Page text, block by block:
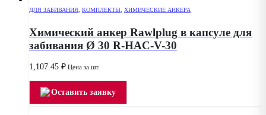
ДЛЯ ЗАБИВАНИЯ КОМПЛЕКТЫ ХИМИЧЕСКИЕ АНКЕРА
Химический анкер Rawlplug в капсуле для
забивания Ø 30 R-HAC-V-30
1,107.45 ₽ Цена за шт.
Оставить заявку